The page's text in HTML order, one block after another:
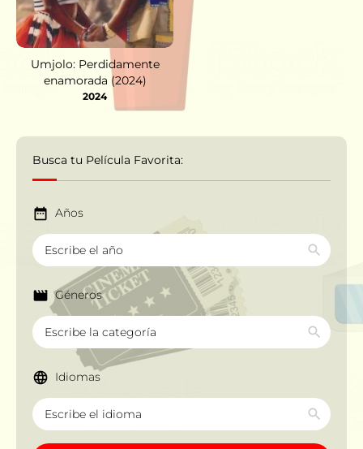
Umjolo: Perdidamente
enamorada (2024)
2024
Busca tu Película Favorita:
Años
Géneros
Idiomas